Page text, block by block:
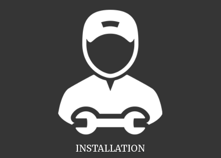
INSTALLATION